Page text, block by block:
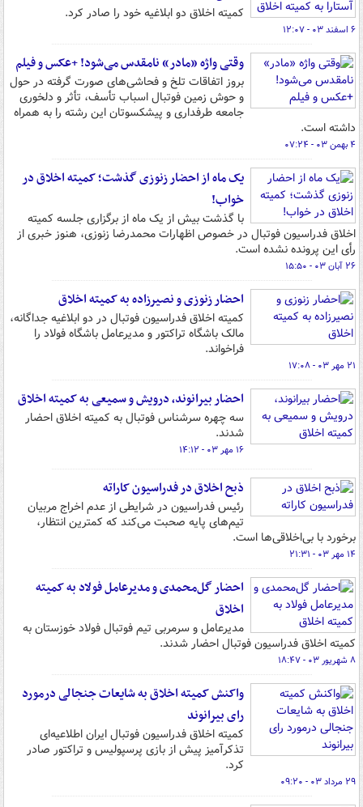
کمیته اخلاق دو ابلاغیه خود را صادر کرد.
۶ اسفند ۰۳ - ۱۲:۰۷
وقتی واژه «مادر» نامقدس می‌شود! +عکس و فیلم
بروز اتفاقات تلخ و فحاشی‌های صورت گرفته در حول
و حوش زمین فوتبال اسباب تأسف، تأثر و دلخوری
جامعه طرفداری و پیشکسوتان این رشته را به همراه
داشته است.
۴ بهمن ۰۳ - ۰۷:۲۴
یک ماه از احضار زنوزی گذشت؛ کمیته اخلاق در
خواب!
با گذشت بیش از یک ماه از برگزاری جلسه کمیته
اخلاق فدراسیون فوتبال در خصوص اظهارات محمدرضا زنوزی، هنوز خبری از
رأی این پرونده نشده است.
۲۶ آبان ۰۳ - ۱۵:۵۰
احضار زنوزی و نصیرزاده به کمیته اخلاق
کمیته اخلاق فدراسیون فوتبال در دو ابلاغیه جداگانه،
مالک باشگاه تراکتور و مدیرعامل باشگاه فولاد را
فراخواند.
۲۱ مهر ۰۳ - ۱۷:۰۸
احضار بیرانوند، درویش و سمیعی به کمیته اخلاق
سه چهره سرشناس فوتبال به کمیته اخلاق احضار
شدند.
۱۶ مهر ۰۳ - ۱۴:۱۲
ذبح اخلاق در فدراسیون کاراته
رئیس فدراسیون در شرایطی از عدم اخراج مربیان
تیم‌های پایه صحبت می‌کند که کمترین انتظار،
برخورد با بی‌اخلاقی‌ها است.
۱۴ مهر ۰۳ - ۲۱:۳۱
احضار گل‌محمدی و مدیرعامل فولاد به کمیته
اخلاق
مدیرعامل و سرمربی تیم فوتبال فولاد خوزستان به
کمیته اخلاق فدراسیون فوتبال احضار شدند.
۸ شهریور ۰۳ - ۱۸:۴۷
واکنش کمیته اخلاق به شایعات جنجالی درمورد
رای بیرانوند
کمیته اخلاق فدراسیون فوتبال ایران اطلاعیه‌ای
تذکرآمیز پیش از بازی پرسپولیس و تراکتور صادر
کرد.
۲۹ مرداد ۰۳ - ۰۹:۲۰